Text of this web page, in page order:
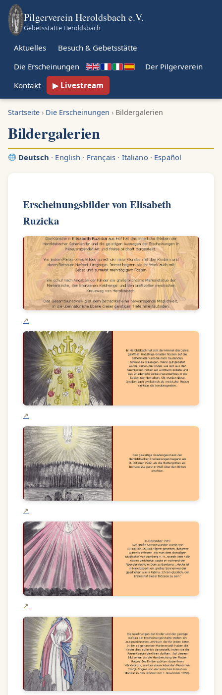
Pilgerverein Heroldsbach e.V.
Gebetsstätte Heroldsbach
Aktuelles
Besuch & Gebetsstätte
Die Erscheinungen
Der Pilgerverein
Kontakt
Livestream
Startseite › Die Erscheinungen › Bildergalerien
Bildergalerien
Deutsch · English · Français · Italiano · Español
Erscheinungsbilder von Elisabeth
Ruzicka